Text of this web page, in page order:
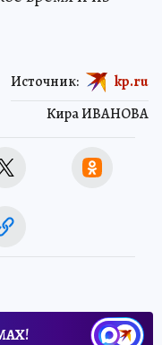
Кира ИВАНОВА
Источник: kp.ru